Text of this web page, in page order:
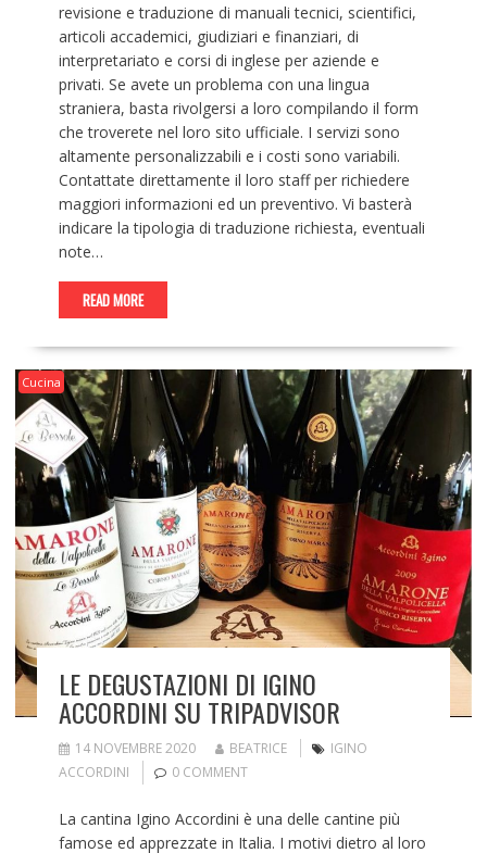
revisione e traduzione di manuali tecnici, scientifici,
articoli accademici, giudiziari e finanziari, di
interpretariato e corsi di inglese per aziende e
privati. Se avete un problema con una lingua
straniera, basta rivolgersi a loro compilando il form
che troverete nel loro sito ufficiale. I servizi sono
altamente personalizzabili e i costi sono variabili.
Contattate direttamente il loro staff per richiedere
maggiori informazioni ed un preventivo. Vi basterà
indicare la tipologia di traduzione richiesta, eventuali
note…
READ MORE
Cucina
LE DEGUSTAZIONI DI IGINO
ACCORDINI SU TRIPADVISOR
14 NOVEMBRE 2020 BEATRICE
IGINO
ACCORDINI
0 COMMENT
La cantina Igino Accordini è una delle cantine più
famose ed apprezzate in Italia. I motivi dietro al loro